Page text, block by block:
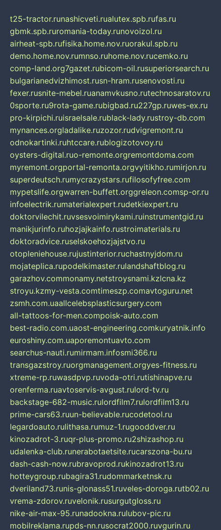
t25-tractor.runashicveti.rualutex.spb.rufas.ru
gbmk.spb.ruromania-today.runovoizol.ru
airheat-spb.rufisika.home.nov.ruorakul.spb.ru
demo.home.nov.rumnso.ruhome.nov.rucemko.ru
comp-land.org7gazet.rubicom-oil.rusuperiorsearch.ru
bulgarianedvizhimost.rusn-hram.rusenovosti.ru
fexer.rusnite-mebel.ruanamvkusno.rutechnosaratov.ru
0sporte.ru9rota-game.rubigbad.ru227gp.ruwes-ex.ru
pro-kirpichi.ruisraelsale.rublack-lady.rustroy-db.com
mynances.orgladalike.ruzozor.rudvigremont.ru
odnokartinki.ruhtccare.rublogizotovoy.ru
oysters-digital.ruo-remonte.orgremontdoma.com
myremont.orgportal-remonta.orgvyitikho.rumirjon.ru
superdeutsch.rumycrazystars.rufilosofyfree.com
mypetslife.orgwarren-buffett.orggreleon.comsp-or.ru
infoelectrik.rumaterialexpert.rudetkiexpert.ru
doktorvilechit.ruvsesvoimirykami.ruinstrumentgid.ru
manikjurinfo.ruhozjajkainfo.rustroimaterials.ru
doktoradvice.ruselskoehozjajstvo.ru
otopleniehouse.rujustinterior.ruchastnyjdom.ru
mojateplica.rupodelkimaster.rulandshaftblog.ru
garazhov.commonamy.netstroysnami.kzlcna.kz
stroyu.kzmy-vesta.comtimeszp.comavtoguru.net
zsmh.com.uaallcelebsplasticsurgery.com
all-tattoos-for-men.compoisk-auto.com
best-radio.com.uaost-engineering.comkuryatnik.info
euroshiny.com.uaporemontuavto.com
searchus-nauti.rumirmam.infosmi366.ru
transgazstroy.ruorgmanagement.orgyes-fitness.ru
xtreme-rp.ruwasdpvp.ruvoda-otri.rutishinapve.ru
orenferma.ruavtoservis-avgust.rulord-tv.ru
backstage-682-music.rulordfilm7.rulordfilm13.ru
prime-cars63.ruun-believable.rucodetool.ru
legardoauto.rulithasa.rumuz-1.rugooddver.ru
kinozadrot-3.ruqr-plus-promo.ru2shizashop.ru
udalenka-club.runerabotaetsite.rucarszona-bu.ru
dash-cash-now.rubravoprod.rukinozadrot13.ru
hotteygroup.rubagira31.rudommarketnsk.ru
dveriland73.runis-glonass51.ruveles-doroga.rutb02.ru
vrema-zdorov.ruvelonik.rusurgutgloss.ru
nike-air-max-95.runadookna.rulubov-pic.ru
mobilreklama.rupds-nn.rusocrat2000.ruvgurin.ru